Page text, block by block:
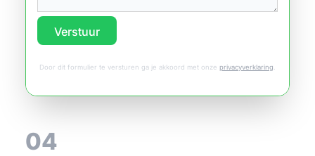
Verstuur
Door dit formulier te versturen ga je akkoord met onze privacyverklaring.
04